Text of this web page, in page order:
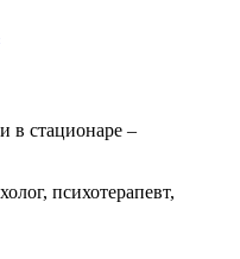
в стационаре –
психотерапевт,